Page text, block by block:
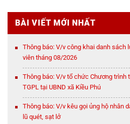
BÀI VIẾT MỚI NHẤT
Thông báo: V/v công khai danh sách
viên tháng 08/2026
Thông báo: V/v tổ chức Chương trình
TGPL tại UBND xã Kiều Phú
Thông báo: V/v kêu gọi ủng hộ nhân
lũ quét, sạt lở